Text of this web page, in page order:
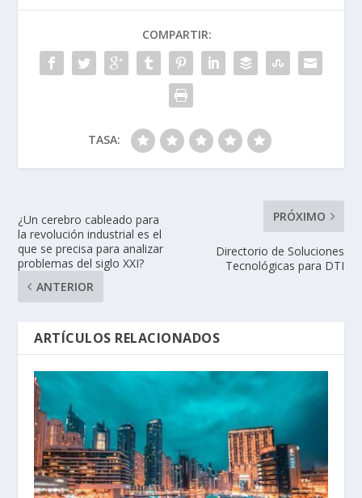
COMPARTIR:
TASA:
¿Un cerebro cableado para
la revolución industrial es el
que se precisa para analizar
problemas del siglo XXI?
ANTERIOR
PRÓXIMO
Directorio de Soluciones
Tecnológicas para DTI
ARTÍCULOS RELACIONADOS